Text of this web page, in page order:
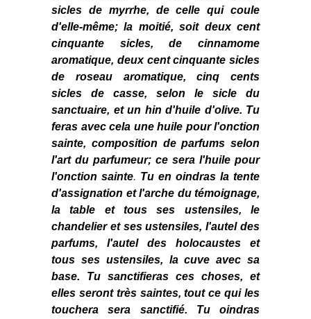
sicles de myrrhe, de celle qui coule
d'elle-même; la moitié, soit deux cent
cinquante sicles, de cinnamome
aromatique, deux cent cinquante sicles
de roseau aromatique, cinq cents
sicles de casse, selon le sicle du
sanctuaire, et un hin d'huile d'olive. Tu
feras avec cela une huile pour l'onction
sainte, composition de parfums selon
l'art du parfumeur; ce sera l'huile pour
l'onction sainte. Tu en oindras la tente
d'assignation et l'arche du témoignage,
la table et tous ses ustensiles, le
chandelier et ses ustensiles, l'autel des
parfums, l'autel des holocaustes et
tous ses ustensiles, la cuve avec sa
base. Tu sanctifieras ces choses, et
elles seront très saintes, tout ce qui les
touchera sera sanctifié. Tu oindras